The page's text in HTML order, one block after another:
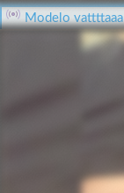
Modelo vattttaaa